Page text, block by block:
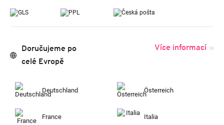
Doručujeme po
celé Evropě
Více informací
Deutschland Österreich
France Italia